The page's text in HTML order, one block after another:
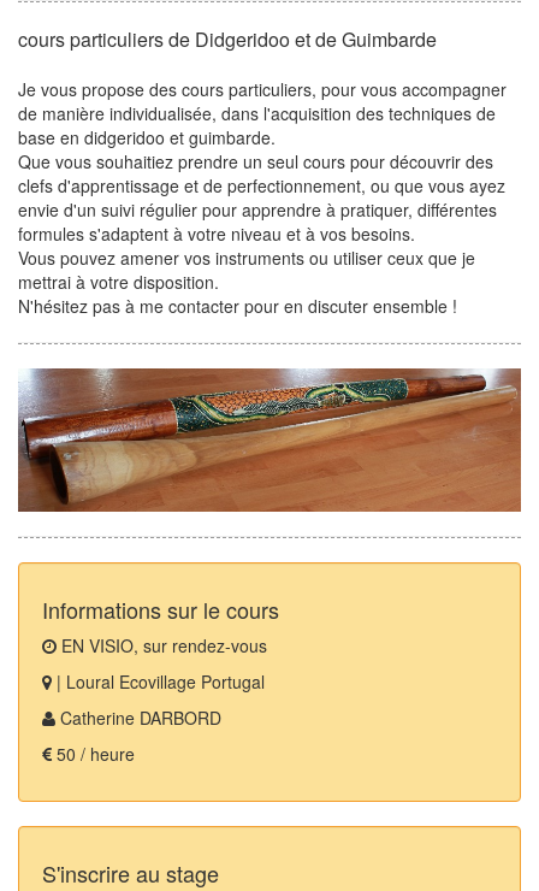
cours particuliers de Didgeridoo et de Guimbarde
Je vous propose des cours particuliers, pour vous accompagner
de manière individualisée, dans l'acquisition des techniques de
base en didgeridoo et guimbarde.
Que vous souhaitiez prendre un seul cours pour découvrir des
clefs d'apprentissage et de perfectionnement, ou que vous ayez
envie d'un suivi régulier pour apprendre à pratiquer, différentes
formules s'adaptent à votre niveau et à vos besoins.
Vous pouvez amener vos instruments ou utiliser ceux que je
mettrai à votre disposition.
N'hésitez pas à me contacter pour en discuter ensemble !
Informations sur le cours
EN VISIO, sur rendez-vous
| Loural Ecovillage Portugal
Catherine DARBORD
50 / heure
S'inscrire au stage